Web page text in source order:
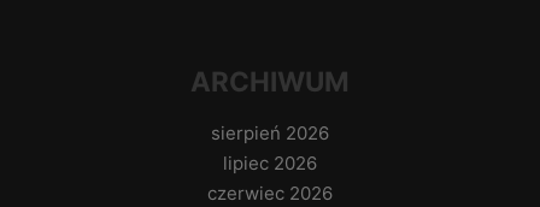
ARCHIWUM
sierpień 2026
lipiec 2026
czerwiec 2026